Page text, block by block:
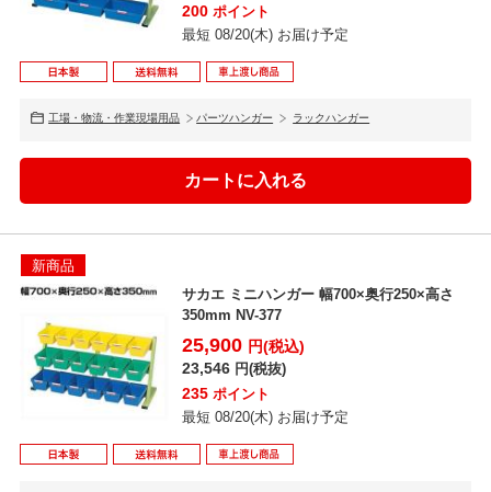
200 ポイント
最短 08/20(木) お届け予定
工場・物流・作業現場用品 パーツハンガー ラックハンガー
新商品
サカエ ミニハンガー 幅700×奥行250×高さ
350mm NV-377
25,900 円(税込)
23,546 円(税抜)
235 ポイント
最短 08/20(木) お届け予定